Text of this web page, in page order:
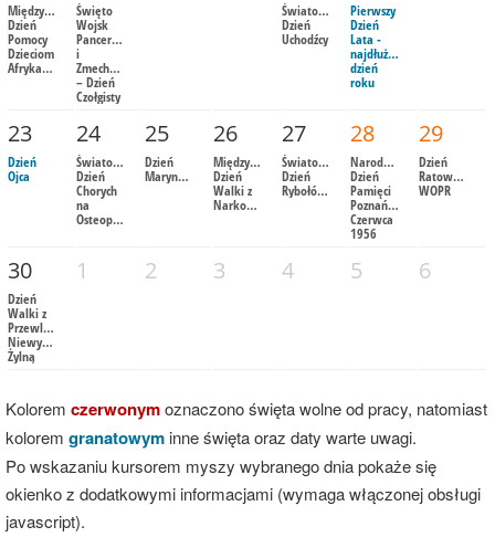
Międzynarodowy
Dzień
Pomocy
Dzieciom
Afrykańskim
Święto
Wojsk
Pancernych
i
Zmechanizowanych
– Dzień
Czołgisty
Światowy
Dzień
Uchodźcy
Pierwszy
Dzień
Lata -
najdłuższy
dzień
roku
23
Dzień
Ojca
24
Światowy
Dzień
Chorych
na
Osteoporozę
25
Dzień
Marynarza
26
Międzynarodowy
Dzień
Walki z
Narkomanią
27
Światowy
Dzień
Rybołówstwa
28
Narodowy
Dzień
Pamięci
Poznańskiego
Czerwca
1956
29
Dzień
Ratownika
WOPR
30
Dzień
Walki z
Przewlekłą
Niewydolnością
Żylną
1 2 3 4 5 6
Kolorem czerwonymoznaczono święta wolne od pracy, natomiast
kolorem granatowym inne święta oraz daty warte uwagi.
Po wskazaniu kursorem myszy wybranego dnia pokaże się
okienko z dodatkowymi informacjami (wymaga włączonej obsługi
javascript).